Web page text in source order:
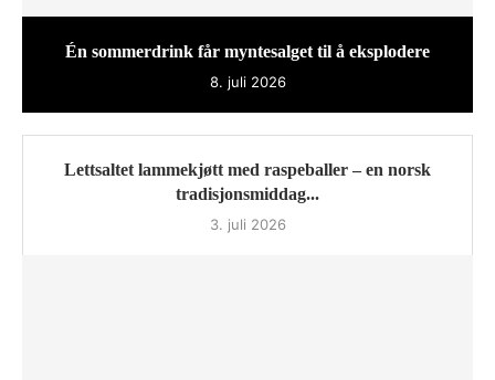
Én sommerdrink får myntesalget til å eksplodere
8. juli 2026
Lettsaltet lammekjøtt med raspeballer – en norsk
tradisjonsmiddag...
3. juli 2026